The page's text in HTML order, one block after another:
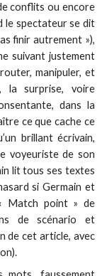
conflits ou encore
le spectateur se dit
finir autrement »),
suivant justement
manipuler, et
la surprise, voire
dans la
ce que cache ce
brillant écrivain,
voyeuriste de son
lit tous ses textes
si Germain et
Match point » de
de scénario et
de cet article, avec